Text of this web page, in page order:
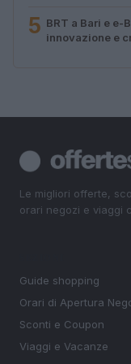
5 BRT a Bari e e-
innovazione e
Le migliori offerte,
orari negozi e viaggi
Guide shopping
Orari di Apertura
Sconti e Coupon
Viaggi e Vacanze